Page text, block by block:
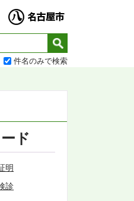
件名のみで検索
ド
明
診